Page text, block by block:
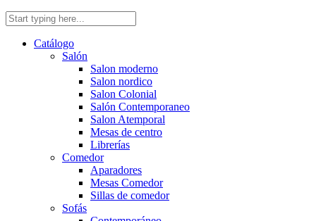
Catálogo
Salón
Salon moderno
Salon nordico
Salon Colonial
Salón Contemporaneo
Salon Atemporal
Mesas de centro
Librerías
Comedor
Aparadores
Mesas Comedor
Sillas de comedor
Sofás